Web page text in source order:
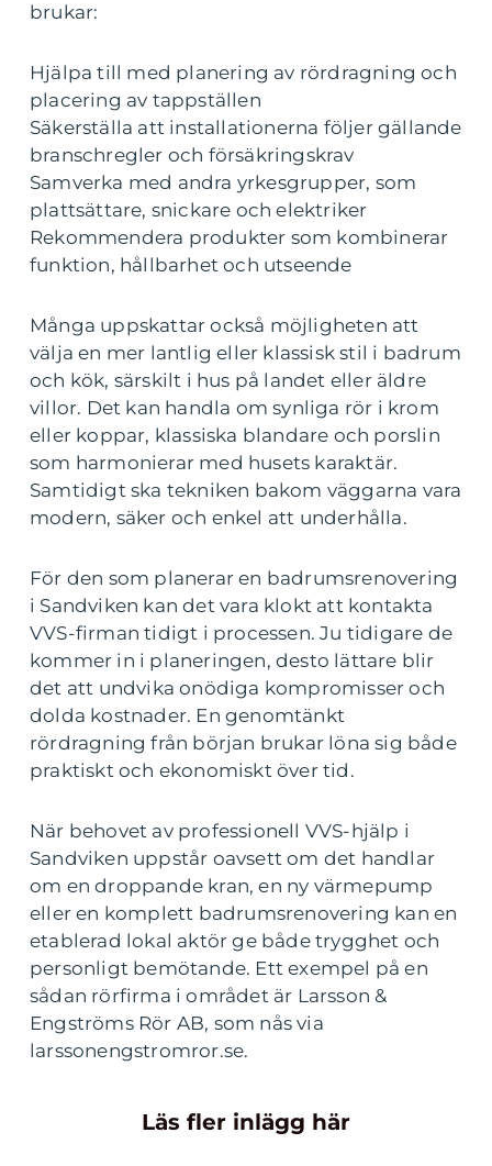
brukar:
Hjälpa till med planering av rördragning och
placering av tappställen
Säkerställa att installationerna följer gällande
branschregler och försäkringskrav
Samverka med andra yrkesgrupper, som
plattsättare, snickare och elektriker
Rekommendera produkter som kombinerar
funktion, hållbarhet och utseende
Många uppskattar också möjligheten att
välja en mer lantlig eller klassisk stil i badrum
och kök, särskilt i hus på landet eller äldre
villor. Det kan handla om synliga rör i krom
eller koppar, klassiska blandare och porslin
som harmonierar med husets karaktär.
Samtidigt ska tekniken bakom väggarna vara
modern, säker och enkel att underhålla.
För den som planerar en badrumsrenovering
i Sandviken kan det vara klokt att kontakta
VVS-firman tidigt i processen. Ju tidigare de
kommer in i planeringen, desto lättare blir
det att undvika onödiga kompromisser och
dolda kostnader. En genomtänkt
rördragning från början brukar löna sig både
praktiskt och ekonomiskt över tid.
När behovet av professionell VVS-hjälp i
Sandviken uppstår oavsett om det handlar
om en droppande kran, en ny värmepump
eller en komplett badrumsrenovering kan en
etablerad lokal aktör ge både trygghet och
personligt bemötande. Ett exempel på en
sådan rörfirma i området är Larsson &
Engströms Rör AB, som nås via
larssonengstromror.se.
Läs fler inlägg här